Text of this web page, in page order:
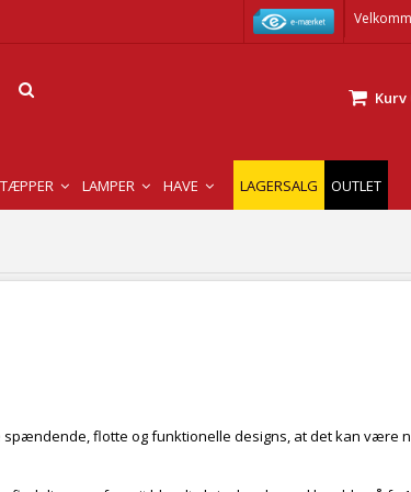
Kurv
TÆPPER LAMPER HAVE LAGERSALG OUTLET
spændende, flotte og funktionelle designs, at det kan være